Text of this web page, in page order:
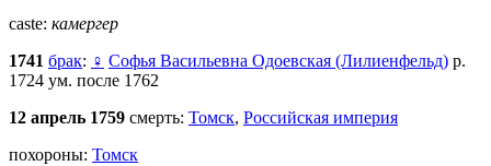
caste: камергер
1741 брак: ♀ Софья Васильевна Одоевская (Лилиенфельд) р.
1724 ум. после 1762
12 апрель 1759 смерть: Томск, Российская империя
похороны: Томск